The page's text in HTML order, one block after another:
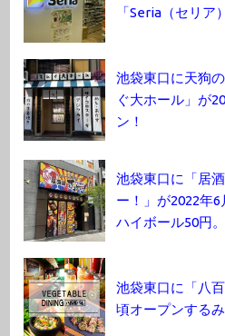
「Seria（セリア
池袋東口に天狗
ぐ大ホール」が
ン！
池袋東口に「居
ー！」が2022年
ハイボール50円。
池袋東口に「八
頃オープンするみ